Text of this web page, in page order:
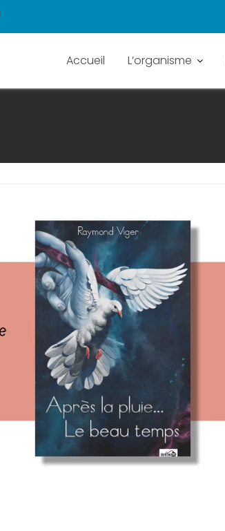
Accueil L’organisme